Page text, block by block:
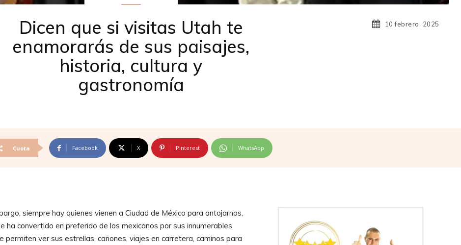
Dicen que si visitas Utah te
enamorarás de sus paisajes,
historia, cultura y
gastronomía
10 febrero, 2025
Cuota Facebook X Pinterest WhatsApp
siempre hay quienes vienen a Ciudad de México para antojarnos,
ha convertido en preferido de los mexicanos por sus innumerables
permiten ver sus estrellas, cañones, viajes en carretera, caminos para